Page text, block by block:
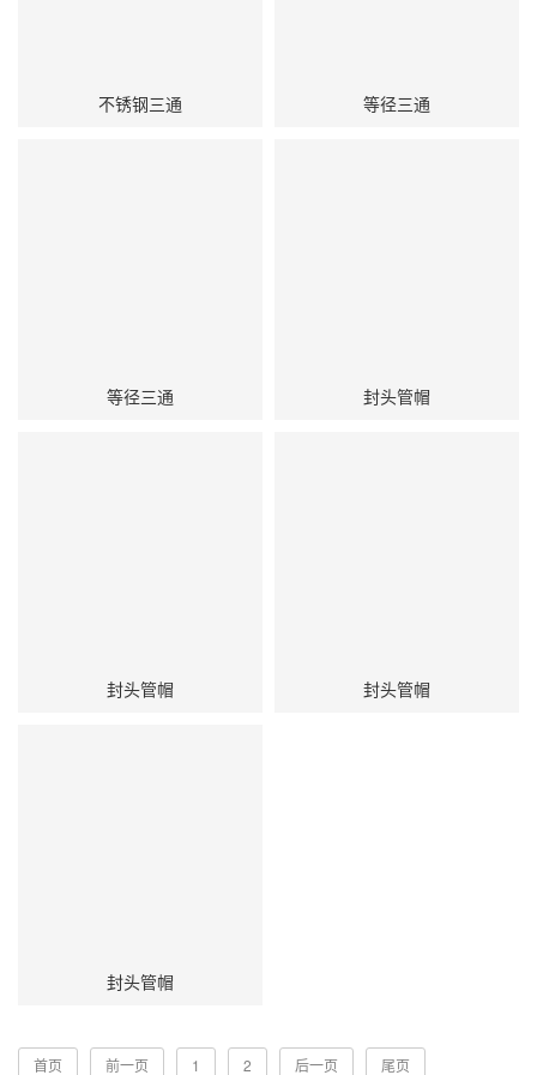
不锈钢三通 等径三通
等径三通 封头管帽
封头管帽 封头管帽
封头管帽
首页 前一页 1 2 后一页 尾页